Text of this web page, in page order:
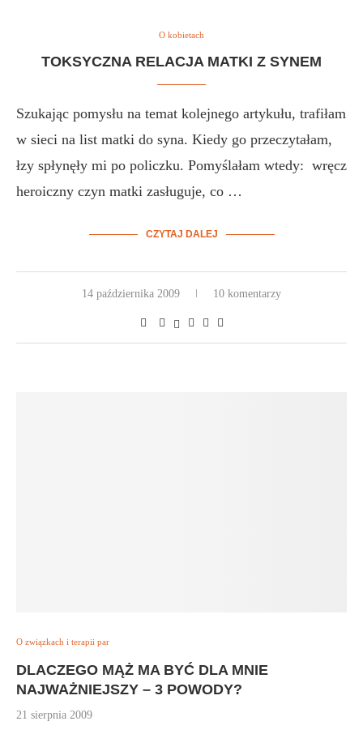
O kobietach
TOKSYCZNA RELACJA MATKI Z SYNEM
Szukając pomysłu na temat kolejnego artykułu, trafiłam
w sieci na list matki do syna. Kiedy go przeczytałam,
łzy spłynęły mi po policzku. Pomyślałam wtedy: wręcz
heroiczny czyn matki zasługuje, co …
CZYTAJ DALEJ
14 października 2009 10 komentarzy
O związkach i terapii par
DLACZEGO MĄŻ MA BYĆ DLA MNIE
NAJWAŻNIEJSZY – 3 POWODY?
21 sierpnia 2009